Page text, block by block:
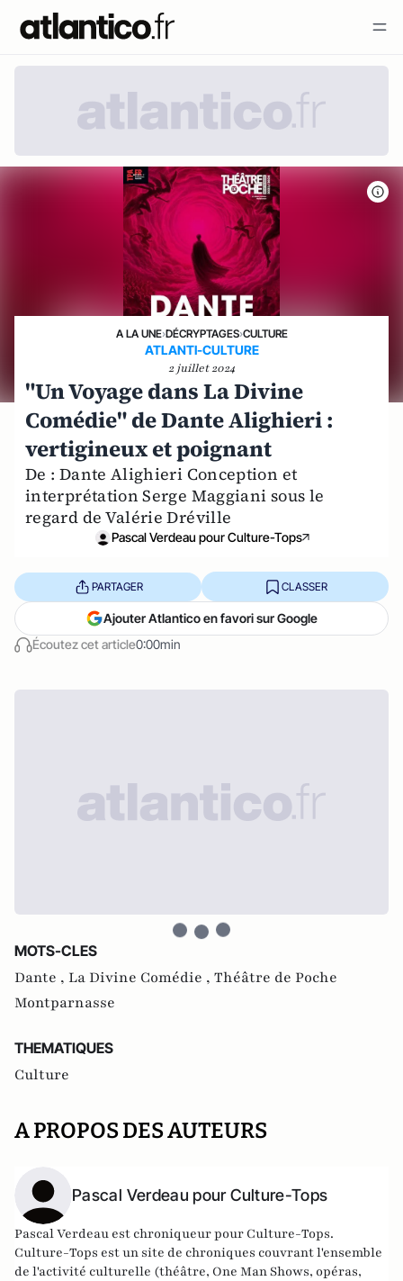
A LA UNE›DÉCRYPTAGES›CULTURE
ATLANTI-CULTURE
2 juillet 2024
"Un Voyage dans La Divine
Comédie" de Dante Alighieri :
vertigineux et poignant
De : Dante Alighieri Conception et
interprétation Serge Maggiani sous le
regard de Valérie Dréville
Pascal Verdeau pour Culture-Tops
Écoutez cet article0:00min
PARTAGER CLASSER
Ajouter Atlantico en favori sur Google
MOTS-CLES
Dante , La Divine Comédie , Théâtre de Poche
Montparnasse
THEMATIQUES
Culture
A PROPOS DES AUTEURS
Pascal Verdeau pour Culture-Tops
Pascal Verdeau est chroniqueur pour Culture-Tops.
Culture-Tops est un site de chroniques couvrant l'ensemble
de l'activité culturelle (théâtre, One Man Shows, opéras,